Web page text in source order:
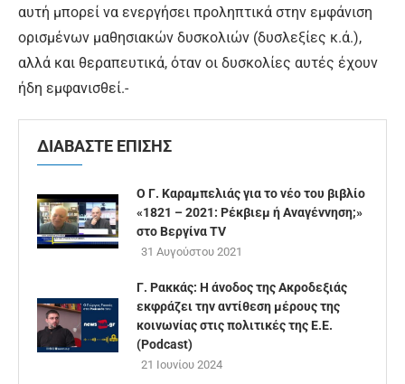
αυτή μπορεί να ενεργήσει προληπτικά στην εμφάνιση
ορισμένων μαθησιακών δυσκολιών (δυσλεξίες κ.ά.),
αλλά και θεραπευτικά, όταν οι δυσκολίες αυτές έχουν
ήδη εμφανισθεί.-
ΔΙΑΒΑΣΤΕ ΕΠΙΣΗΣ
Ο Γ. Καραμπελιάς για το νέο του βιβλίο
«1821 – 2021: Ρέκβιεμ ή Αναγέννηση;»
στο Βεργίνα TV
31 Αυγούστου 2021
Γ. Ρακκάς: Η άνοδος της Ακροδεξιάς
εκφράζει την αντίθεση μέρους της
κοινωνίας στις πολιτικές της Ε.Ε.
(Podcast)
21 Ιουνίου 2024